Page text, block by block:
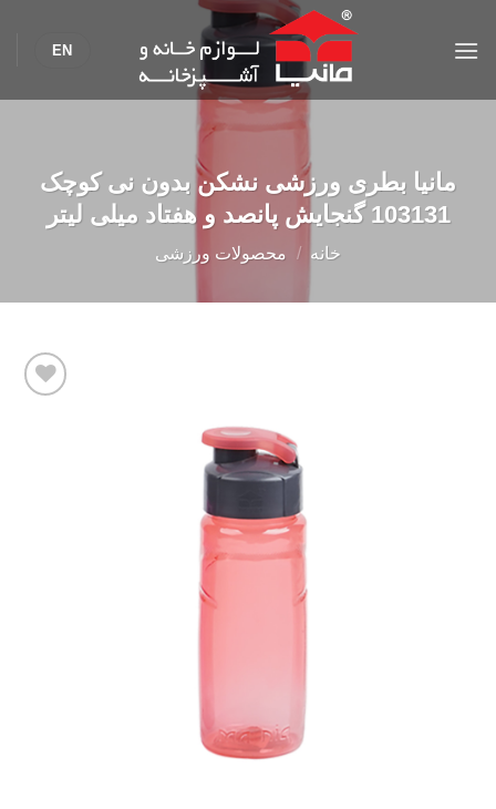
EN
مانیا بطری ورزشی نشکن بدون نی کوچک
103131 گنجایش پانصد و هفتاد میلی لیتر
خانه / محصولات ورزشی